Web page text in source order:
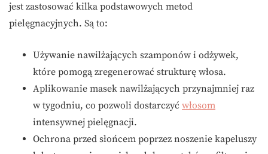
jest zastosować kilka podstawowych metod
pielęgnacyjnych. Są to:
Używanie nawilżających szamponów i odżywek,
które pomogą zregenerować strukturę włosa.
Aplikowanie masek nawilżających przynajmniej raz
w tygodniu, co pozwoli dostarczyć włosom
intensywnej pielęgnacji.
Ochrona przed słońcem poprzez noszenie kapeluszy